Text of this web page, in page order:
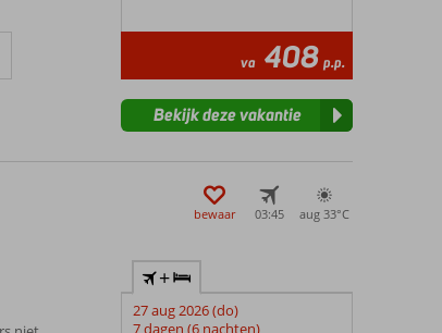
va 408 p.p.
Bekijk deze vakantie
bewaar 03:45 aug 33°C
+
27 aug 2026 (do)
7 dagen (6 nachten)